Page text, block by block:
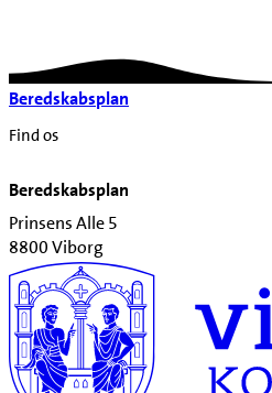
Beredskabsplan
Find os
Beredskabsplan
Prinsens Alle 5
8800 Viborg